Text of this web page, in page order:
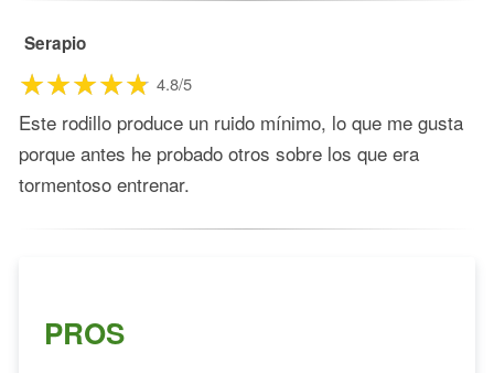
Serapio
4.8/5
Este rodillo produce un ruido mínimo, lo que me gusta
porque antes he probado otros sobre los que era
tormentoso entrenar.
PROS